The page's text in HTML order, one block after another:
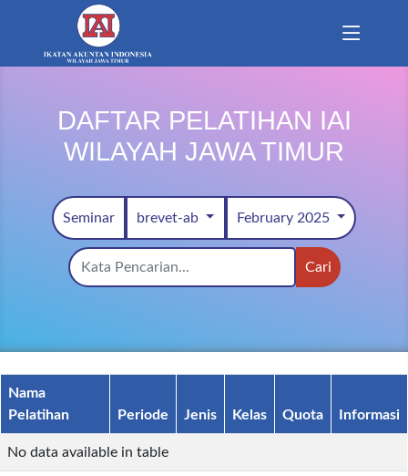
DAFTAR PELATIHAN IAI
WILAYAH JAWA TIMUR
Seminar brevet-ab February 2025
Cari
Nama
Pelatihan
Periode Jenis Kelas Quota Informasi
No data available in table